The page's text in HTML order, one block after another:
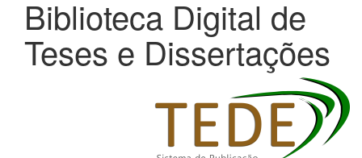
Biblioteca Digital de
Teses e Dissertações